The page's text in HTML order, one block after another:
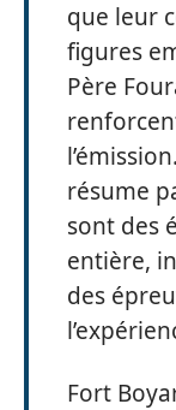
que leur
figures
Père
résume
sont des
entière,
des
Fort